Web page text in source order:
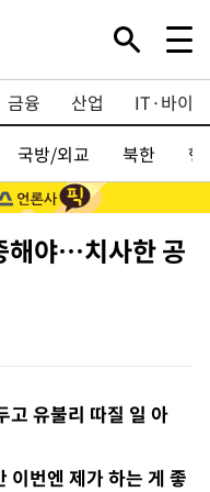
금융 산업
IT·바이오
국방/외교 북한 행
해야…치사한 공
고 유불리 따질 일 아
번엔 제가 하는 게 좋